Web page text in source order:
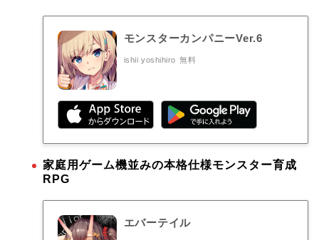
モンスターカンパニーVer.6
ishii yoshihiro 無料
家庭用ゲーム機並みの本格仕様モンスター育成
RPG
エバーテイル